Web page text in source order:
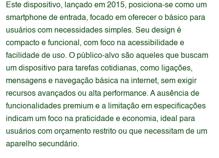
Este dispositivo, lançado em 2015, posiciona-se como um
smartphone de entrada, focado em oferecer o básico para
usuários com necessidades simples. Seu design é
compacto e funcional, com foco na acessibilidade e
facilidade de uso. O público-alvo são aqueles que buscam
um dispositivo para tarefas cotidianas, como ligações,
mensagens e navegação básica na internet, sem exigir
recursos avançados ou alta performance. A ausência de
funcionalidades premium e a limitação em especificações
indicam um foco na praticidade e economia, ideal para
usuários com orçamento restrito ou que necessitam de um
aparelho secundário.